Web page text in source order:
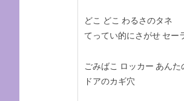
どこ どこ わるさのタネ
てってい的にさがせ セー
ごみばこ ロッカー あんた
ドアのカギ穴